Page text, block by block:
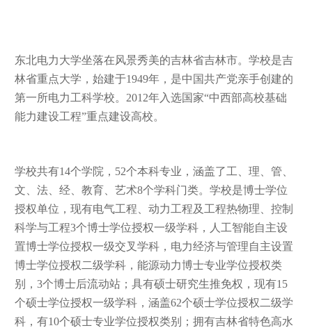
东北电力大学坐落在风景秀美的吉林省吉林市。学校是吉
林省重点大学，始建于1949年，是中国共产党亲手创建的
第一所电力工科学校。 2012年入选国家“中西部高校基础
能力建设工程”重点建设高校。
学校共有14个学院，52个本科专业，涵盖了工、理、管、
文、法、经、教育、艺术8个学科门类。学校是博士学位
授权单位，现有电气工程、动力工程及工程热物理、控制
科学与工程3个博士学位授权一级学科，人工智能自主设
置博士学位授权一级交叉学科，电力经济与管理自主设置
博士学位授权二级学科，能源动力博士专业学位授权类
别，3个博士后流动站；具有硕士研究生推免权，现有15
个硕士学位授权一级学科，涵盖62个硕士学位授权二级学
科，有10个硕士专业学位授权类别；拥有吉林省特色高水